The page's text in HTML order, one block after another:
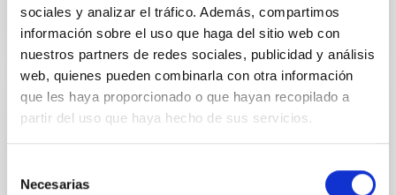
sociales y analizar el tráfico. Además, compartimos
información sobre el uso que haga del sitio web con
nuestros partners de redes sociales, publicidad y análisis
web, quienes pueden combinarla con otra información
que les haya proporcionado o que hayan recopilado a
partir del uso que haya hecho de sus servicios.
Necesarias
Variabilidad en Núcleos Activos de
Galaxias: Estudios Multifrecuencia
en inglés) se caracterizan por una potente emisión